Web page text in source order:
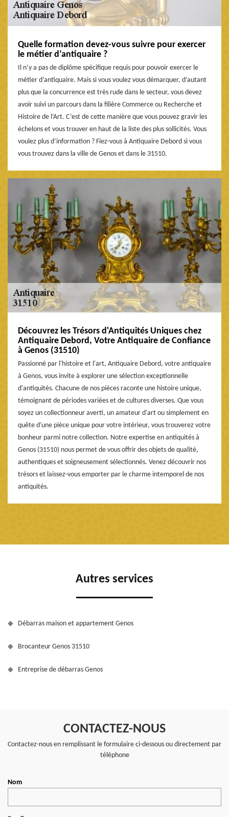
Quelle formation devez-vous suivre pour exercer
le métier d’antiquaire ?
Il n’y a pas de diplôme spécifique requis pour pouvoir exercer le
métier d’antiquaire. Mais si vous voulez vous démarquer, d’autant
plus que la concurrence est très rude dans le secteur, vous devez
avoir suivi un parcours dans la filière Commerce ou Recherche et
Histoire de l’Art. C’est de cette manière que vous pouvez gravir les
échelons et vous trouver en haut de la liste des plus sollicités. Vous
voulez plus d’information ? Fiez-vous à Antiquaire Debord si vous
vous trouvez dans la ville de Genos et dans le 31510.
Découvrez les Trésors d'Antiquités Uniques chez
Antiquaire Debord, Votre Antiquaire de Confiance
à Genos (31510)
Passionné par l'histoire et l'art, Antiquaire Debord, votre antiquaire
à Genos, vous invite à explorer une sélection exceptionnelle
d'antiquités. Chacune de nos pièces raconte une histoire unique,
témoignant de périodes variées et de cultures diverses. Que vous
soyez un collectionneur averti, un amateur d'art ou simplement en
quête d'une pièce unique pour votre intérieur, vous trouverez votre
bonheur parmi notre collection. Notre expertise en antiquités à
Genos (31510) nous permet de vous offrir des objets de qualité,
authentiques et soigneusement sélectionnés. Venez découvrir nos
trésors et laissez-vous emporter par le charme intemporel de nos
antiquités.
Autres services
Débarras maison et appartement Genos
Brocanteur Genos 31510
Entreprise de débarras Genos
CONTACTEZ-NOUS
Contactez-nous en remplissant le formulaire ci-dessous ou directement par
téléphone
Nom